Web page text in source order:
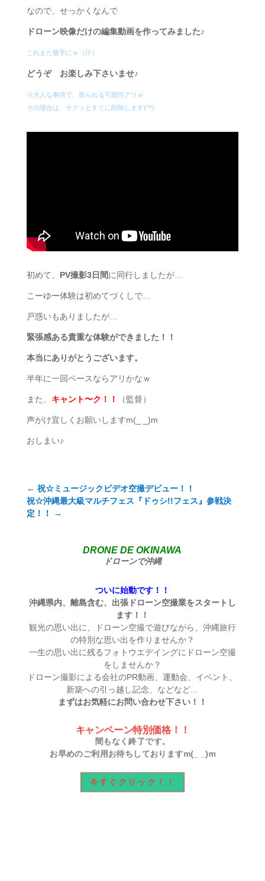
なので、せっかくなんで
ドローン映像だけの編集動画を作ってみました♪
これまた勝手にｗ（汗）
どうぞ お楽しみ下さいませ♪
※大人な事情で、怒られる可能性アリｗ
その場合は、サクッとすぐに削除します(^^)
初めて、 PV撮影3日間に同行しましたが…
こーゆー体験は初めてづくしで…
戸惑いもありましたが…
緊張感ある貴重な体験ができました！！
本当にありがとうございます。
半年に一回ペースならアリかなｗ
また、 キャント〜ク！！ （監督）
声がけ宜しくお願いしますm(_ _)m
おしまい♪
← 祝☆ミュージックビデオ空撮デビュー！！
祝☆沖縄最大級マルチフェス『ドゥシ!!フェス』参戦決
定！！
→
DRONE DE OKINAWA
ドローンで沖縄
ついに始動です！！
沖縄県内、離島含む、出張ドローン空撮業をスタートし
ます！！
観光の思い出に、ドローン空撮で遊びながら、沖縄旅行
の特別な思い出を作りませんか？
一生の思い出に残るフォトウエデイングにドローン空撮
をしませんか？
ドローン撮影による会社のPR動画、運動会、イベント、
新築への引っ越し記念、などなど…
まずはお気軽にお問い合わせ下さい！！
キャンペーン特別価格！！
間もなく終了です。
お早めのご利用お待ちしておりますm(_ _)m
今すぐクリック！！